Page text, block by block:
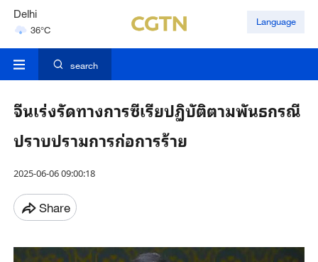
Hyderabad
42°C
Mumbai
Language
search
จีนเร่งรัดทางการซีเรียปฏิบัติตามพันธกรณี
ปราบปรามการก่อการร้าย
2025-06-06 09:00:18
Share